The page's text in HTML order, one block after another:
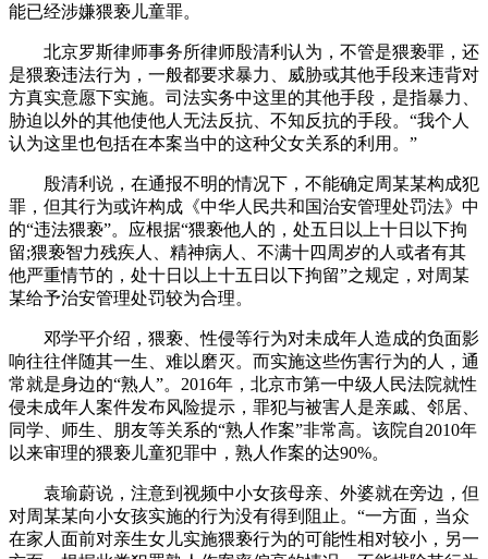
能已经涉嫌猥亵儿童罪。
北京罗斯律师事务所律师殷清利认为，不管是猥亵罪，还
是猥亵违法行为，一般都要求暴力、威胁或其他手段来违背对
方真实意愿下实施。司法实务中这里的其他手段，是指暴力、
胁迫以外的其他使他人无法反抗、不知反抗的手段。“我个人
认为这里也包括在本案当中的这种父女关系的利用。”
殷清利说，在通报不明的情况下，不能确定周某某构成犯
罪，但其行为或许构成《中华人民共和国治安管理处罚法》中
的“违法猥亵”。应根据“猥亵他人的，处五日以上十日以下拘
留;猥亵智力残疾人、精神病人、不满十四周岁的人或者有其
他严重情节的，处十日以上十五日以下拘留”之规定，对周某
某给予治安管理处罚较为合理。
邓学平介绍，猥亵、性侵等行为对未成年人造成的负面影
响往往伴随其一生、难以磨灭。而实施这些伤害行为的人，通
常就是身边的“熟人”。2016年，北京市第一中级人民法院就性
侵未成年人案件发布风险提示，罪犯与被害人是亲戚、邻居、
同学、师生、朋友等关系的“熟人作案”非常高。该院自2010年
以来审理的猥亵儿童犯罪中，熟人作案的达90%。
袁瑜蔚说，注意到视频中小女孩母亲、外婆就在旁边，但
对周某某向小女孩实施的行为没有得到阻止。“一方面，当众
在家人面前对亲生女儿实施猥亵行为的可能性相对较小，另一